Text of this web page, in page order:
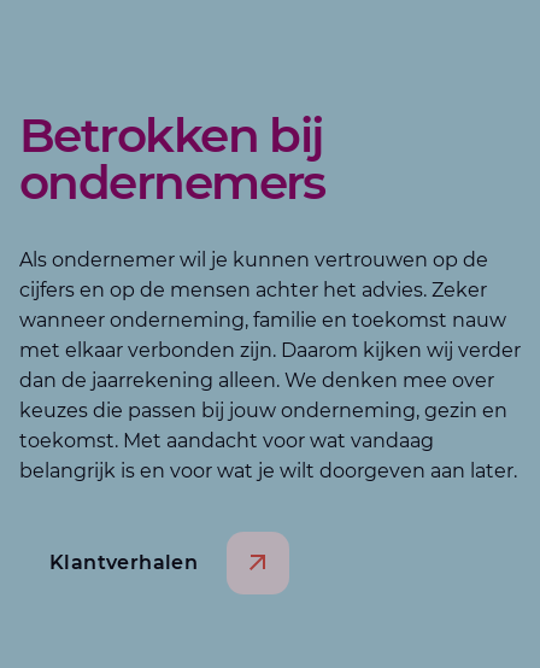
Betrokken bij
ondernemers
Als ondernemer wil je kunnen vertrouwen op de
cijfers en op de mensen achter het advies. Zeker
wanneer onderneming, familie en toekomst nauw
met elkaar verbonden zijn. Daarom kijken wij verder
dan de jaarrekening alleen. We denken mee over
keuzes die passen bij jouw onderneming, gezin en
toekomst. Met aandacht voor wat vandaag
belangrijk is en voor wat je wilt doorgeven aan later.
Klantverhalen